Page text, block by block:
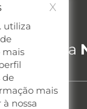
a nossa
X
utiliza
mais
de
mais
nossa